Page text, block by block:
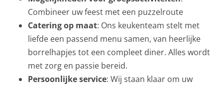
Combineer uw feest met een puzzelroute
Catering op maat: Ons keukenteam stelt met
liefde een passend menu samen, van heerlijke
borrelhapjes tot een compleet diner. Alles wordt
met zorg en passie bereid.
Persoonlijke service: Wij staan klaar om uw